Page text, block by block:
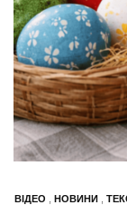
ВІДЕО НОВИНИ